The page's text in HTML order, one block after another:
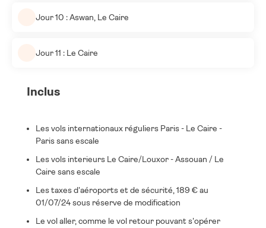
Jour 10 : Aswan, Le Caire
Jour 11 : Le Caire
Inclus
Les vols internationaux réguliers Paris - Le Caire -
Paris sans escale
Les vols interieurs Le Caire/Louxor - Assouan / Le
Caire sans escale
Les taxes d'aéroports et de sécurité, 189 € au
01/07/24 sous réserve de modification
Le vol aller, comme le vol retour pouvant s'opérer